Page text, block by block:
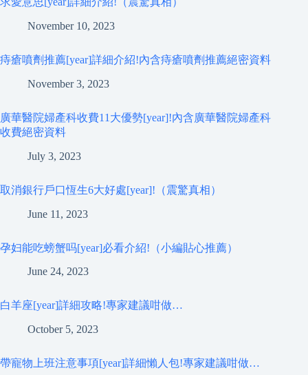
November 10, 2023
痔瘡噴劑推薦[year]詳細介紹!內含痔瘡噴劑推薦絕密資料
November 3, 2023
廣華醫院婦產科收費11大優勢[year]!內含廣華醫院婦產科
收費絕密資料
July 3, 2023
取消銀行戶口恆生6大好處[year]!（震驚真相）
June 11, 2023
孕妇能吃螃蟹吗[year]必看介紹!（小編貼心推薦）
June 24, 2023
白羊座[year]詳細攻略!專家建議咁做…
October 5, 2023
帶寵物上班注意事項[year]詳細懶人包!專家建議咁做…